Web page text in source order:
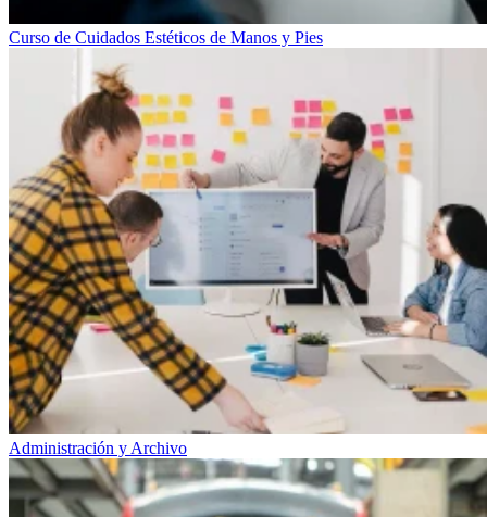
Curso de Cuidados Estéticos de Manos y Pies
Administración y Archivo